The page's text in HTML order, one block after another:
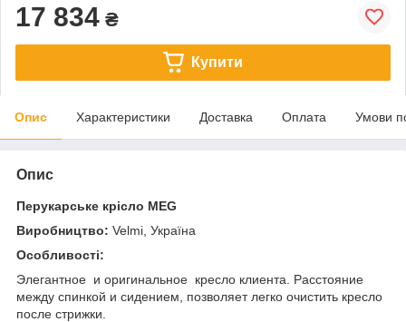
17 834 ₴
Купити
Опис Характеристики Доставка Оплата Умови
Опис
Перукарське крісло MEG
Виробництво: Velmi, Україна
Особливості:
Элегантное и оригинальное кресло клиента. Расстояние
между спинкой и сидением, позволяет легко очистить кресло
после стрижки.